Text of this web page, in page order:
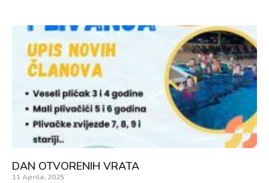
DAN OTVORENIH VRATA
11 Aprila, 2025